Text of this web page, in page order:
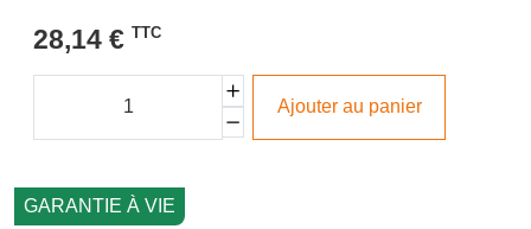
28,14 € TTC
Ajouter au panier
GARANTIE À VIE